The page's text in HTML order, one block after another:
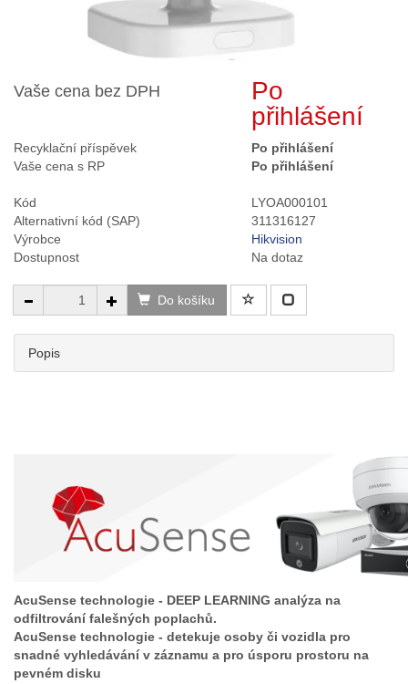
Vaše cena bez DPH
Po
přihlášení
Recyklační příspěvek
Po přihlášení
Vaše cena s RP
Po přihlášení
Kód
LYOA000101
Alternativní kód (SAP)
311316127
Výrobce
Hikvision
Dostupnost
Na dotaz
Do košíku
Popis
AcuSense technologie - DEEP LEARNING analýza na
odfiltrování falešných poplachů.
AcuSense technologie - detekuje osoby či vozidla pro
snadné vyhledávání v záznamu a pro úsporu prostoru na
pevném disku